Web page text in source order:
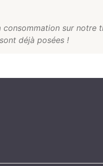
sur notre
déjà posées !